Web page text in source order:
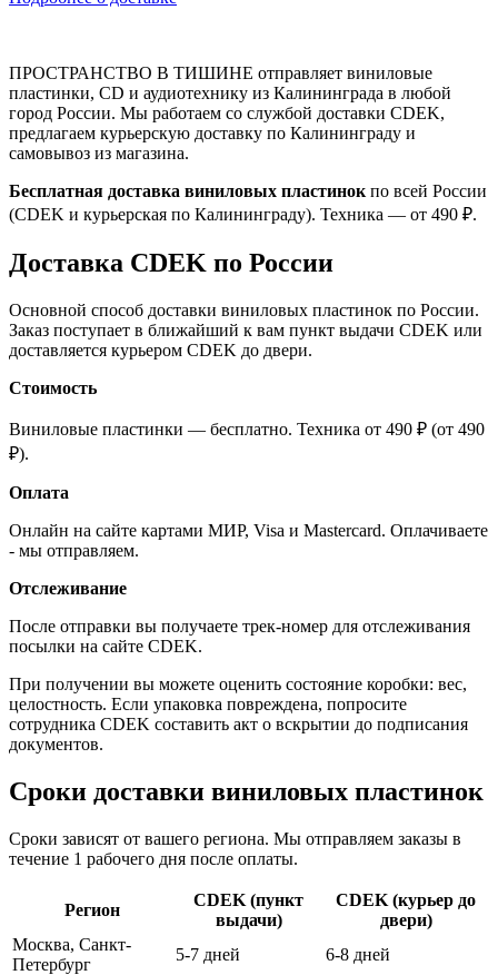
ПРОСТРАНСТВО В ТИШИНЕ отправляет виниловые
пластинки, CD и аудиотехнику из Калининграда в любой
город России. Мы работаем со службой доставки CDEK,
предлагаем курьерскую доставку по Калининграду и
самовывоз из магазина.
Бесплатная доставка виниловых пластинок по всей России
(CDEK и курьерская по Калининграду). Техника — от 490 ₽.
Доставка CDEK по России
Основной способ доставки виниловых пластинок по России.
Заказ поступает в ближайший к вам пункт выдачи CDEK или
доставляется курьером CDEK до двери.
Стоимость
Виниловые пластинки — бесплатно. Техника от 490 ₽ (от 490
₽).
Оплата
Онлайн на сайте картами МИР, Visa и Mastercard. Оплачиваете
- мы отправляем.
Отслеживание
После отправки вы получаете трек-номер для отслеживания
посылки на сайте CDEK.
При получении вы можете оценить состояние коробки: вес,
целостность. Если упаковка повреждена, попросите
сотрудника CDEK составить акт о вскрытии до подписания
документов.
Сроки доставки виниловых пластинок
Сроки зависят от вашего региона. Мы отправляем заказы в
течение 1 рабочего дня после оплаты.
Регион
CDEK (пункт
выдачи)
CDEK (курьер до
двери)
Москва, Санкт-
Петербург
5-7 дней
6-8 дней